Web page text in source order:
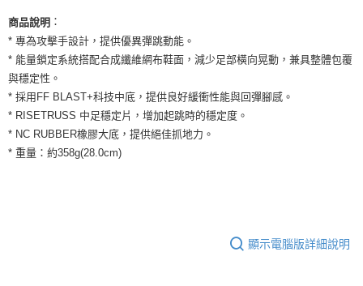
AFTEE先享後付是「在收到商品之後才付款」的支付方式。 讓您購物簡單
便利好安心！
２．便利：只要手機號碼，簡訊認證，即可結帳。
３．安心：先確認商品／服務後，再付款。
【「AFTEE先享後付」結帳流程】
１．於結帳方式選擇「AFTEE先享後付」後，將跳轉至「AFTEE先享後付」
結帳頁面，進行簡訊認證並確認金額後，即可完成結帳。
２．訂單成立數日內，您將收到繳費通知簡訊。
※ 交易是否成功請以「AFTEE先享後付 」之結帳頁面顯示為準，若有關於
ATM付款
運送方式
全家取貨付款
每筆NT$60，滿NT$1,500(含以上)免運費
付款後全家取貨
每筆NT$60，滿NT$1,500(含以上)免運費
商品說明 ：
* 專為攻擊手設計，提供優異彈跳動能。
* 能量鎖定系統搭配合成纖維網布鞋面，減少足部橫向晃動，兼具整體包覆
與穩定性。
* 採用FF BLAST+科技中底，提供良好緩衝性能與回彈腳感。
* RISETRUSS 中足穩定片，增加起跳時的穩定度。
* NC RUBBER橡膠大底，提供絕佳抓地力。
* 重量：約358g(28.0cm)
顯示電腦版詳細說明